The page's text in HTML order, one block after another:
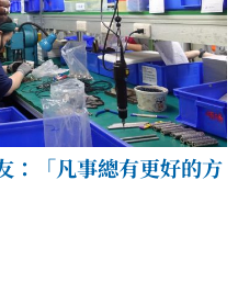
：「凡事總有更好的方